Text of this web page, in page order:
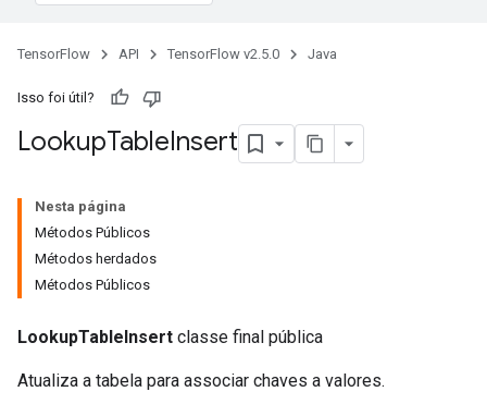
TensorFlow API TensorFlow v2.5.0 Java
Isso foi útil?
LookupTableInsert
Nesta página
Métodos Públicos
Métodos herdados
Métodos Públicos
LookupTableInsert classe final pública
Atualiza a tabela para associar chaves a valores.